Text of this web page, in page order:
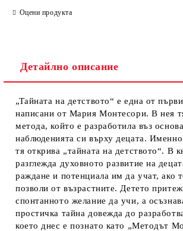
Оцени продукта
Детайлно описание
„Тайната на детството“ е една от
написани от Мария Монтесори. В нея
метода, който е разработила въз
наблюденията си върху децата.
тя открива „тайната на детството“. В
разглежда духовното развитие на
раждане и потенциала им да учат, ако
позволи от възрастните. Детето
спонтанното желание да учи, а
простичка тайна довежда до
което днес е познато като „Методът